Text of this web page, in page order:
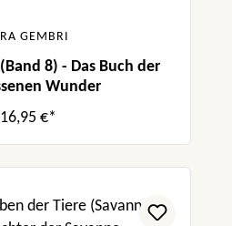
GEMBRI
8) - Das Buch der
Wunder
16,95 €*